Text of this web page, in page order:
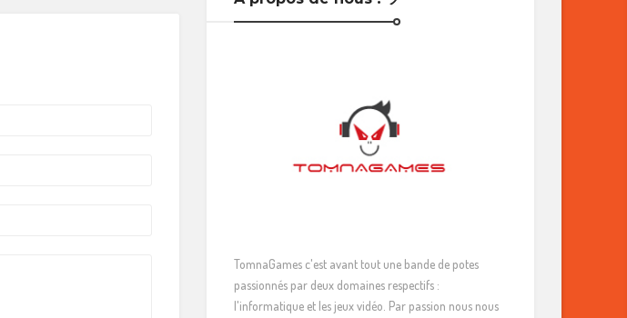
TomnaGames c'est avant tout une bande de potes
passionnés par deux domaines respectifs :
l'informatique et les jeux vidéo. Par passion nous nous